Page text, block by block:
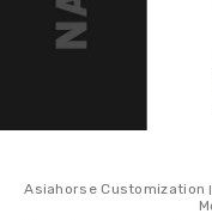
/ כבלים מאריכים בצבע לבן Asiahorse Customization